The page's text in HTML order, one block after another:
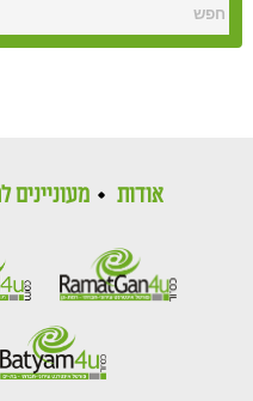
אודות מעוניינים